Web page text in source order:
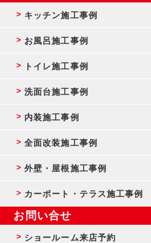
キッチン施工事例
お風呂施工事例
トイレ施工事例
洗面台施工事例
内装施工事例
全面改装施工事例
外壁・屋根施工事例
カーポート・テラス施工事例
お問い合せ
ショールーム来店予約